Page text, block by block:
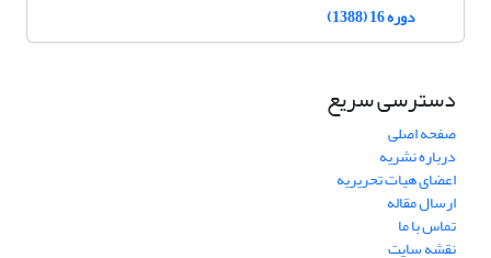
دوره 16 (1388)
دسترسی سریع
صفحه اصلی
درباره نشریه
اعضای هیات تحریریه
ارسال مقاله
تماس با ما
نقشه سایت